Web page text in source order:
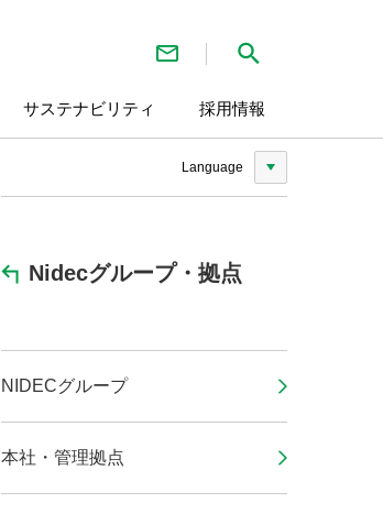
Language
お問い合わせ
サステナビリティ 採用情報
Nidecグループ・拠点
NIDECグループ
本社・管理拠点